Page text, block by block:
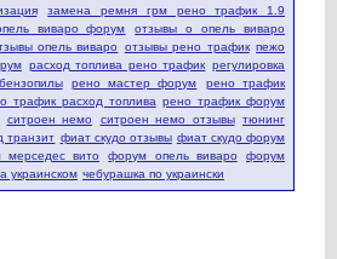
замена ремня грм рено трафик 1.9
виваро форум
отзывы о опель виваро
опель виваро отзывы рено трафик пежо
расход топлива рено трафик регулировка
рено мастер форум
рено трафик
трафик расход топлива рено трафик форум
ситроен немо ситроен немо отзывы тюнинг
транзит фиат скудо отзывы фиат скудо форум
мерседес вито форум опель виваро
форум
украинском чебурашка по украински